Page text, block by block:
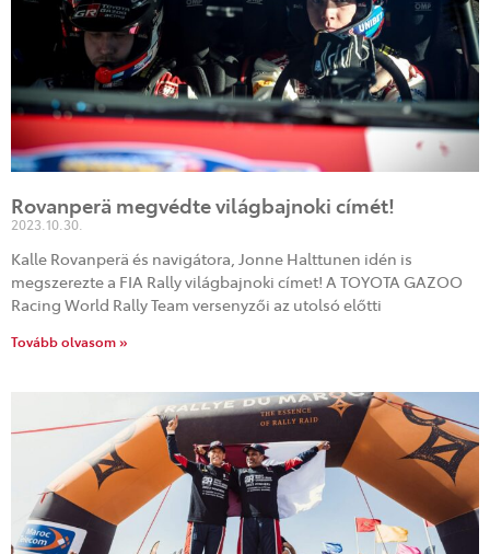
Rovanperä megvédte világbajnoki címét!
2023.10.30.
Kalle Rovanperä és navigátora, Jonne Halttunen idén is
megszerezte a FIA Rally világbajnoki címet! A TOYOTA GAZOO
Racing World Rally Team versenyzői az utolsó előtti
Tovább olvasom »